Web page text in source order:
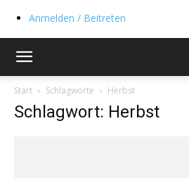
Anmelden / Beitreten
Start Schlagworte Herbst
Schlagwort: Herbst